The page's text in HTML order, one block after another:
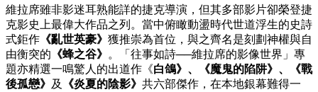
維拉席雖非影迷耳熟能詳的捷克導演，但其多部影片卻榮登捷
克影史上最偉大作品之列。當中俯瞰動盪時代世道浮生的史詩
式鉅作 《亂世英豪》 獲推崇為首位，與之齊名是刻劃神權與自
由衡突的 《蜂之谷》 。「往事如詩──維拉席的影像世界」專
題亦精選一鳴驚人的出道作《白鴿》、《魔鬼的陷阱》、《戰
後孤戀》 及 《炎夏的陰影》 共六部傑作，在本地銀幕難得一